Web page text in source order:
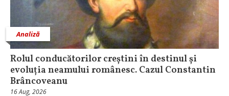
Analiză
Rolul conducătorilor creștini în destinul și
evoluția neamului românesc. Cazul Constantin
Brâncoveanu
16 Aug, 2026